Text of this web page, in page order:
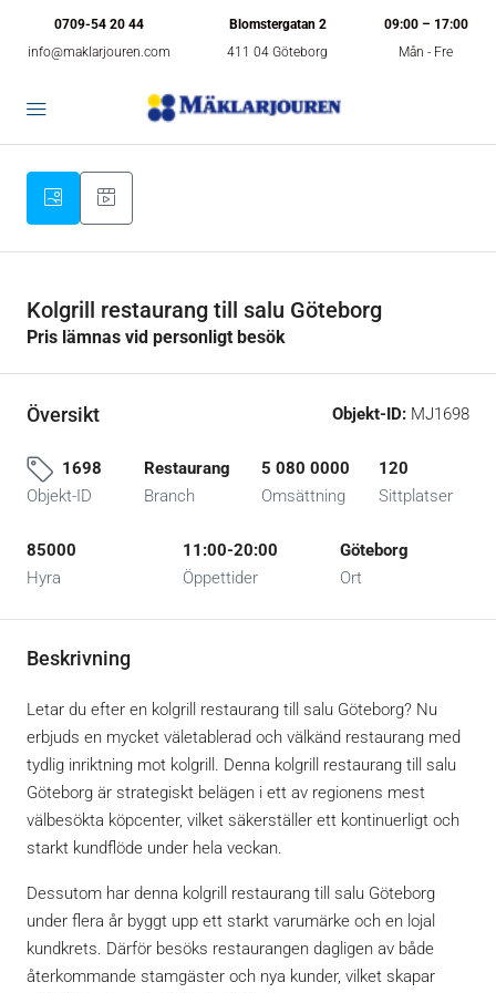
0709-54 20 44
info@maklarjouren.com
Blomstergatan 2
411 04 Göteborg
09:00 – 17:00
Mån - Fre
Kolgrill restaurang till salu Göteborg
Pris lämnas vid personligt besök
Översikt Objekt-ID: MJ1698
1698
Objekt-ID
Restaurang
Branch
5 080 0000
Omsättning
120
Sittplatser
85000
Hyra
11:00-20:00
Öppettider
Göteborg
Ort
Beskrivning
Letar du efter en kolgrill restaurang till salu Göteborg? Nu
erbjuds en mycket väletablerad och välkänd restaurang med
tydlig inriktning mot kolgrill. Denna kolgrill restaurang till salu
Göteborg är strategiskt belägen i ett av regionens mest
välbesökta köpcenter, vilket säkerställer ett kontinuerligt och
starkt kundflöde under hela veckan.
Dessutom har denna kolgrill restaurang till salu Göteborg
under flera år byggt upp ett starkt varumärke och en lojal
kundkrets. Därför besöks restaurangen dagligen av både
återkommande stamgäster och nya kunder, vilket skapar